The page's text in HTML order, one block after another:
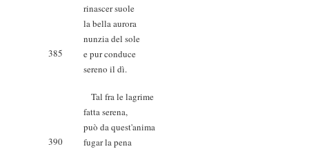
rinascer suole
la bella aurora
nunzia del sole
385
e pur conduce
sereno il dì.
Tal fra le lagrime
fatta serena,
può da quest'anima
390
fugar la pena